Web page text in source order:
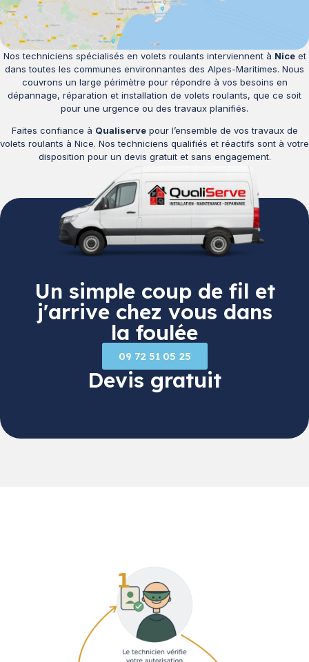
Nos techniciens spécialisés en volets roulants interviennent à Niceet
dans toutes les communes environnantes des Alpes-Maritimes. Nous
couvrons un large périmètre pour répondre à vos besoins en
dépannage, réparation et installation de volets roulants, que ce soit
pour une urgence ou des travaux planifiés.
Faites confiance à Qualiservepour l’ensemble de vos travaux de
volets roulants à Nice. Nos techniciens qualifiés et réactifs sont à votre
disposition pour un devis gratuit et sans engagement.
Un simple coup de fil et
j'arrive chez vous dans
la foulée
09 72 51 05 25
Devis gratuit